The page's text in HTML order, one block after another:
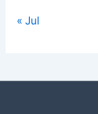
« Jul